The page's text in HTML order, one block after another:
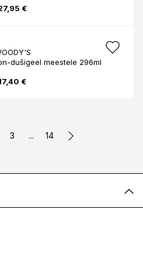
€
dušigeel meestele 296ml
€
3 ... 14